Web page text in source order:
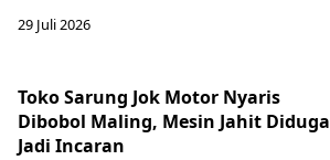
29 Juli 2026
Toko Sarung Jok Motor Nyaris
Dibobol Maling, Mesin Jahit Diduga
Jadi Incaran